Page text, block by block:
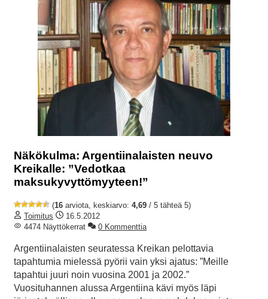
Näkökulma: Argentiinalaisten neuvo
Kreikalle: ”Vedotkaa
maksukyvyttömyyteen!”
(16 arviota, keskiarvo: 4,69 / 5 tähteä 5)
Toimitus
16.5.2012
4474 Näyttökerrat
0 Kommenttia
Argentiinalaisten seuratessa Kreikan pelottavia
tapahtumia mielessä pyörii vain yksi ajatus: ”Meille
tapahtui juuri noin vuosina 2001 ja 2002.”
Vuosituhannen alussa Argentiina kävi myös läpi